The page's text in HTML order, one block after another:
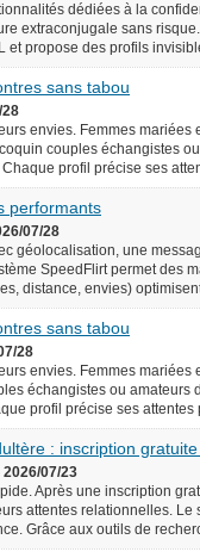
dédiées à la
extraconjugale sans
et propose des profils
sans tabou
28
envies. Femmes mariées
couples échangistes
profil précise ses
performants
07/28
géolocalisation, une
SpeedFlirt permet des
distance, envies)
sans tabou
28
envies. Femmes mariées
échangistes ou amateurs
profil précise ses
: inscription
07/23
Après une inscription
attentes relationnelles. Le
Grâce aux outils de